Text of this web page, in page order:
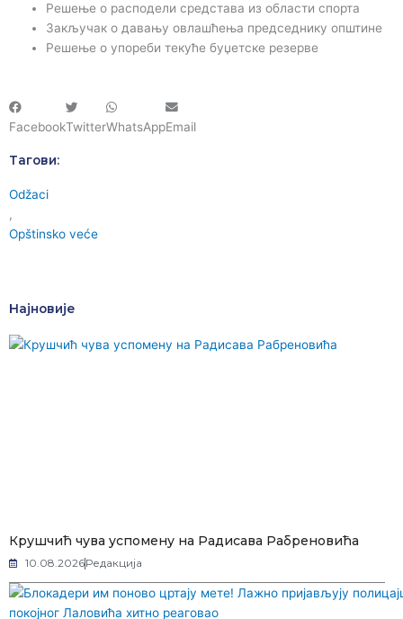
Решење о расподели средстава из области спорта
Закључак о давању овлашћења председнику општине
Решење о упореби текуће буџетске резерве
FacebookTwitterWhatsAppEmail
Тагови:
Odžaci
,
Opštinsko veće
Најновије
Крушчић чува успомену на Радисава Рабреновића
10.08.2026Редакција